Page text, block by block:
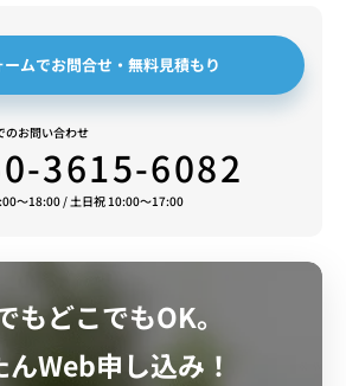
ームでお問合せ・無料見積もり
のお問い合わせ
3615-6082
～18:00 / 土日祝 10:00～17:00
もどこでもOK。
んWeb申し込み！